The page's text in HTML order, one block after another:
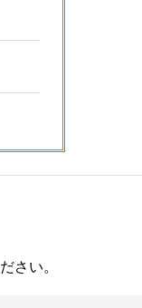
さい。